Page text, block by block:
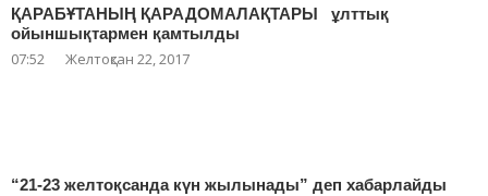
ҚАРАБҰТАНЫҢ ҚАРАДОМАЛАҚТАРЫ ұлттық
ойыншықтармен қамтылды
07:52 Желтоқсан 22, 2017
“21-23 желтоқсанда күн жылынады” деп хабарлайды